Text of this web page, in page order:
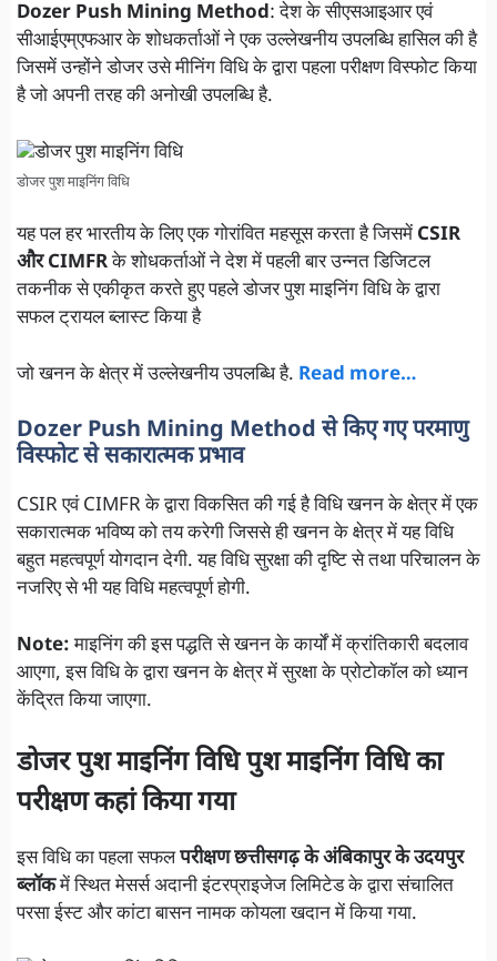
Dozer Push Mining Method: देश के सीएसआइआर एवं
सीआईएम्एफआर के शोधकर्ताओं ने एक उल्लेखनीय उपलब्धि हासिल की है
जिसमें उन्होंने डोजर उसे मीनिंग विधि के द्वारा पहला परीक्षण विस्फोट किया
है जो अपनी तरह की अनोखी उपलब्धि है.
डोजर पुश माइनिंग विधि
यह पल हर भारतीय के लिए एक गोरांवित महसूस करता है जिसमें CSIR
और CIMFRके शोधकर्ताओं ने देश में पहली बार उन्नत डिजिटल
तकनीक से एकीकृत करते हुए पहले डोजर पुश माइनिंग विधि के द्वारा
सफल ट्रायल ब्लास्ट किया है
जो खनन के क्षेत्र में उल्लेखनीय उपलब्धि है. Read more…
Dozer Push Mining Method से किए गए परमाणु
विस्फोट से सकारात्मक प्रभाव
CSIR एवं CIMFR के द्वारा विकसित की गई है विधि खनन के क्षेत्र में एक
सकारात्मक भविष्य को तय करेगी जिससे ही खनन के क्षेत्र में यह विधि
बहुत महत्वपूर्ण योगदान देगी. यह विधि सुरक्षा की दृष्टि से तथा परिचालन के
नजरिए से भी यह विधि महत्वपूर्ण होगी.
Note:माइनिंग की इस पद्धति से खनन के कार्यों में क्रांतिकारी बदलाव
आएगा, इस विधि के द्वारा खनन के क्षेत्र में सुरक्षा के प्रोटोकॉल को ध्यान
केंद्रित किया जाएगा.
डोजर पुश माइनिंग विधि पुश माइनिंग विधि का
परीक्षण कहां किया गया
इस विधि का पहला सफलपरीक्षण छत्तीसगढ़ के अंबिकापुर के उदयपुर
ब्लॉकमें स्थित मेसर्स अदानी इंटरप्राइजेज लिमिटेड के द्वारा संचालित
परसा ईस्ट और कांटा बासन नामक कोयला खदान में किया गया.